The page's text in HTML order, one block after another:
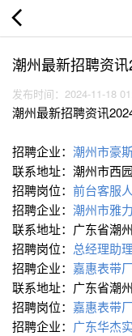
潮州最新招聘资
发布时间：2024-11-18
潮州最新招聘资讯
招聘企业： 潮州市豪
联系地址：潮州市西
招聘岗位： 前台客服
招聘企业： 潮州市雅
联系地址：广东省潮
招聘岗位： 总经理助理
招聘企业： 嘉惠表带厂
联系地址：广东省潮
招聘岗位： 嘉惠表带厂
招聘企业： 广东华杰